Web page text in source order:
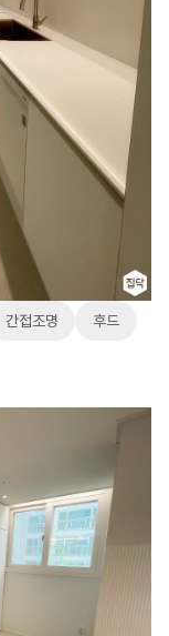
간접조명 후드